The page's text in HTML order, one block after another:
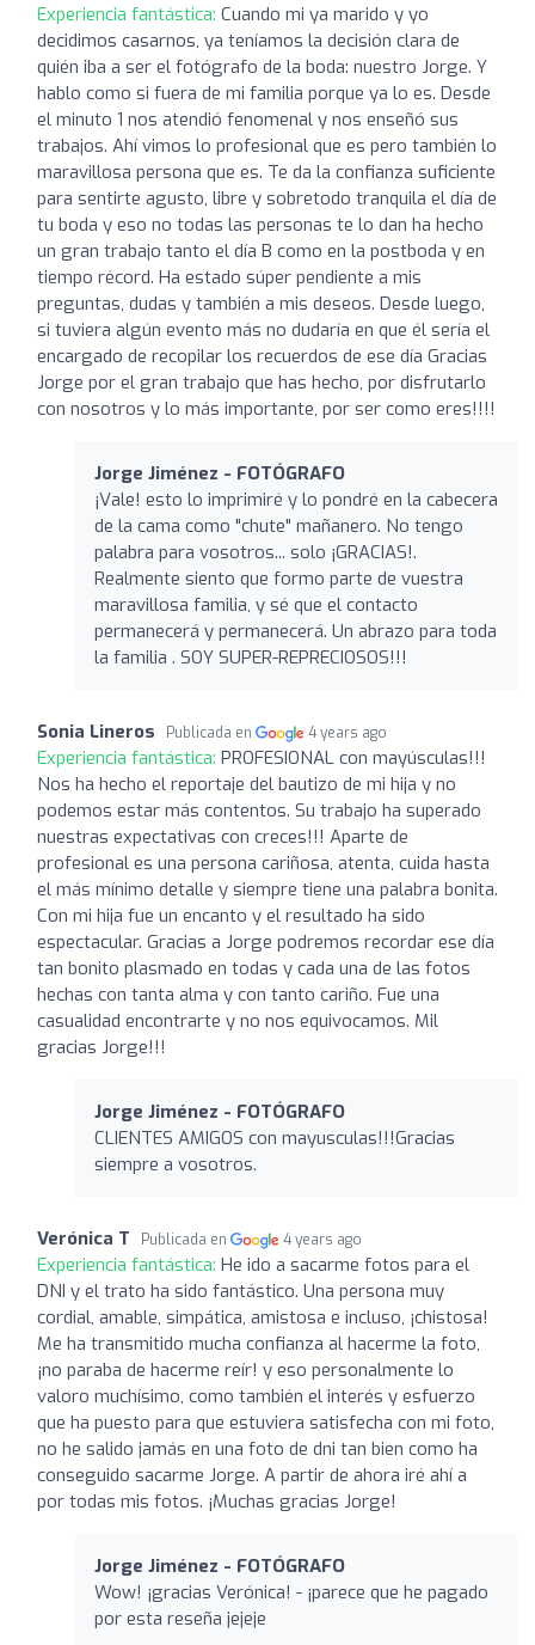
Experiencia fantástica: Cuando mi ya marido y yo
decidimos casarnos, ya teníamos la decisión clara de
quién iba a ser el fotógrafo de la boda: nuestro Jorge. Y
hablo como si fuera de mi familia porque ya lo es. Desde
el minuto 1 nos atendió fenomenal y nos enseñó sus
trabajos. Ahí vimos lo profesional que es pero también lo
maravillosa persona que es. Te da la confianza suficiente
para sentirte agusto, libre y sobretodo tranquila el día de
tu boda y eso no todas las personas te lo dan ha hecho
un gran trabajo tanto el día B como en la postboda y en
tiempo récord. Ha estado súper pendiente a mis
preguntas, dudas y también a mis deseos. Desde luego,
si tuviera algún evento más no dudaría en que él sería el
encargado de recopilar los recuerdos de ese día Gracias
Jorge por el gran trabajo que has hecho, por disfrutarlo
con nosotros y lo más importante, por ser como eres!!!!
Jorge Jiménez - FOTÓGRAFO
¡Vale! esto lo imprimiré y lo pondré en la cabecera
de la cama como "chute" mañanero. No tengo
palabra para vosotros... solo ¡GRACIAS!.
Realmente siento que formo parte de vuestra
maravillosa familia, y sé que el contacto
permanecerá y permanecerá. Un abrazo para toda
la familia . SOY SUPER-REPRECIOSOS!!!
Sonia Lineros Publicada en 4 years ago
Experiencia fantástica: PROFESIONAL con mayúsculas!!!
Nos ha hecho el reportaje del bautizo de mi hija y no
podemos estar más contentos. Su trabajo ha superado
nuestras expectativas con creces!!! Aparte de
profesional es una persona cariñosa, atenta, cuida hasta
el más mínimo detalle y siempre tiene una palabra bonita.
Con mi hija fue un encanto y el resultado ha sido
espectacular. Gracias a Jorge podremos recordar ese día
tan bonito plasmado en todas y cada una de las fotos
hechas con tanta alma y con tanto cariño. Fue una
casualidad encontrarte y no nos equivocamos. Mil
gracias Jorge!!!
Jorge Jiménez - FOTÓGRAFO
CLIENTES AMIGOS con mayusculas!!!Gracias
siempre a vosotros.
Verónica T Publicada en 4 years ago
Experiencia fantástica: He ido a sacarme fotos para el
DNI y el trato ha sido fantástico. Una persona muy
cordial, amable, simpática, amistosa e incluso, ¡chistosa!
Me ha transmitido mucha confianza al hacerme la foto,
¡no paraba de hacerme reír! y eso personalmente lo
valoro muchísimo, como también el interés y esfuerzo
que ha puesto para que estuviera satisfecha con mi foto,
no he salido jamás en una foto de dni tan bien como ha
conseguido sacarme Jorge. A partir de ahora iré ahí a
por todas mis fotos. ¡Muchas gracias Jorge!
Jorge Jiménez - FOTÓGRAFO
Wow! ¡gracias Verónica! - ¡parece que he pagado
por esta reseña jejeje